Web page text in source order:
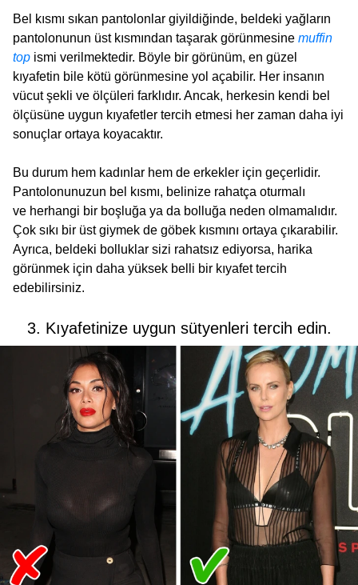
Bel kısmı sıkan pantolonlar giyildiğinde, beldeki yağların
pantolonunun üst kısmından taşarak görünmesine muffin
top ismi verilmektedir. Böyle bir görünüm, en güzel
kıyafetin bile kötü görünmesine yol açabilir. Her insanın
vücut şekli ve ölçüleri farklıdır. Ancak, herkesin kendi bel
ölçüsüne uygun kıyafetler tercih etmesi her zaman daha iyi
sonuçlar ortaya koyacaktır.
Bu durum hem kadınlar hem de erkekler için geçerlidir.
Pantolonunuzun bel kısmı, belinize rahatça oturmalı
ve herhangi bir boşluğa ya da bolluğa neden olmamalıdır.
Çok sıkı bir üst giymek de göbek kısmını ortaya çıkarabilir.
Ayrıca, beldeki bolluklar sizi rahatsız ediyorsa, harika
görünmek için daha yüksek belli bir kıyafet tercih
edebilirsiniz.
3. Kıyafetinize uygun sütyenleri tercih edin.